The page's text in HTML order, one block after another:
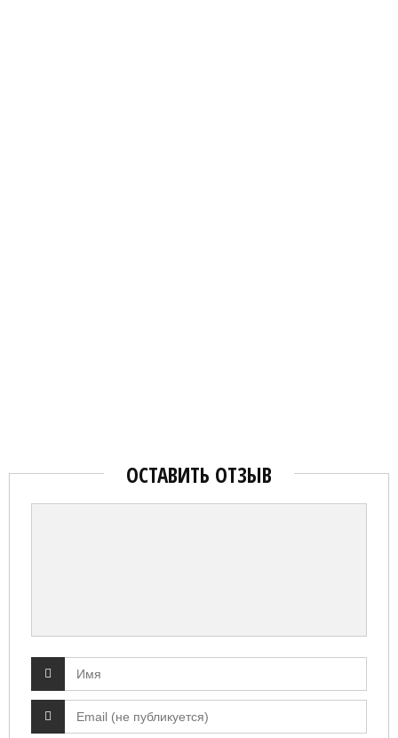
ОСТАВИТЬ ОТЗЫВ